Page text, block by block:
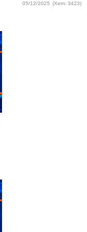
05/12/2025 (Xem: 3423)